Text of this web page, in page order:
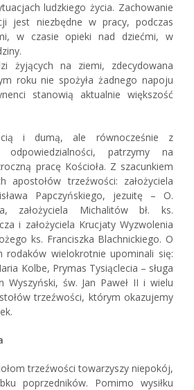
ludzkiego życia. Zachowanie
jest niezbędne w pracy, podczas
w czasie opieki nad dziećmi, w
żyjących na ziemi, zdecydowana
roku nie spożyła żadnego napoju
stanowią aktualnie większość
i dumą, ale równocześnie z
odpowiedzialności, patrzymy na
pracę Kościoła. Z szacunkiem
apostołów trzeźwości: założyciela
Papczyńskiego, jezuitę – O.
założyciela Michalitów bł. ks.
i założyciela Krucjaty Wyzwolenia
ks. Franciszka Blachnickiego. O
rodaków wielokrotnie upominali się:
Kolbe, Prymas Tysiąclecia – sługa
Wyszyński, św. Jan Paweł II i wielu
trzeźwości, którym okazujemy
trzeźwości towarzyszy niepokój,
poprzedników. Pomimo wysiłku